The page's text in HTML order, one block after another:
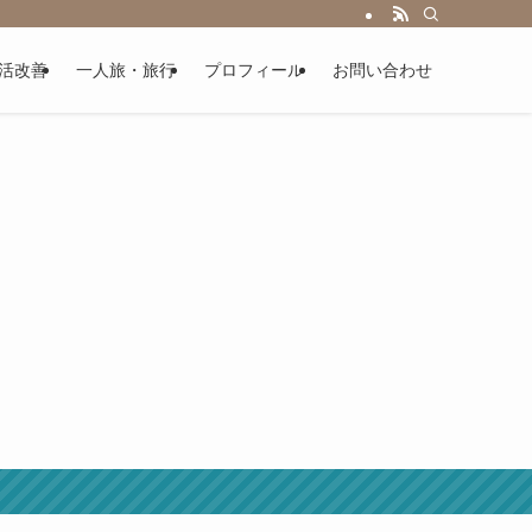
改善 一人旅・旅行 プロフィール お問い合わせ